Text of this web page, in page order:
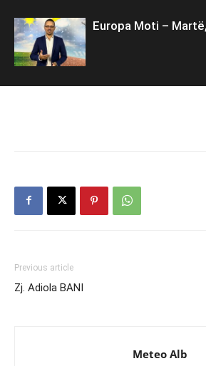
Europa Moti –
Previous article
Zj. Adiola BANI
Meteo Alb